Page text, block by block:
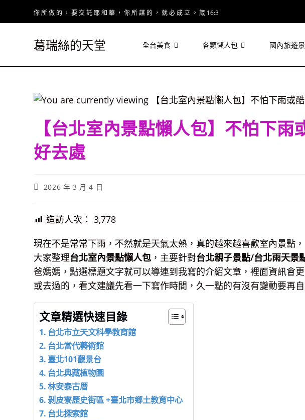
你 所 做 的 ， 要 交 託 耶 和 華 ， 你 所 謀 的 ， 就 必 成 立 。 箴 16:3
葛瑞絲的天堂 全台美食 各類懶人包 國內旅遊
【台北室內景點懶人包】不怕下
好去處
Post2026 年 3 月 4 日
造訪人次： 3,778
現在不是常常下雨，不然就是天氣太熱，真的越來越喜歡室內景點
大家整理台北室內景點懶人包 ，主要針對台北親子景點/台北雨天景
爸媽媽，點選標題文字就可以導連到我寫的介紹文章，裡面資訊會
或去過的，看文建議先看一下寫作時間，久一點的有沒有變動要再自
文章精選快速目錄
台北市立天文科學教育館
台北當代藝術館
臺北101觀景台
台北典藏植物園
林安泰古厝
剝皮寮歷史街區 +臺北市鄉土教育中心
台北探索館